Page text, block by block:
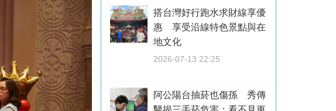
搭台灣好行跑水求財線享優
惠 享受沿線特色景點與在
地文化
2026-07-13 22:25
阿公陽台抽菸也傷孫 秀傳